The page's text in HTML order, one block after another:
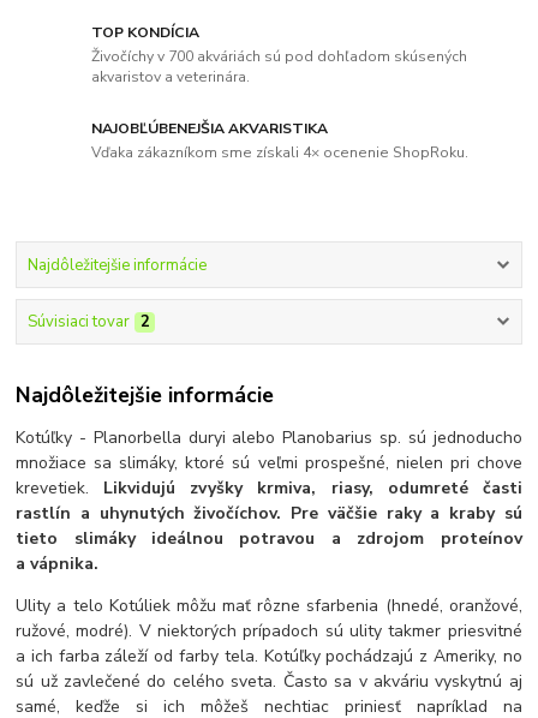
TOP KONDÍCIA
Živočíchy v 700 akváriách sú pod dohľadom skúsených
akvaristov a veterinára.
NAJOBĽÚBENEJŠIA AKVARISTIKA
Vďaka zákazníkom sme získali 4× ocenenie ShopRoku.
Najdôležitejšie informácie
Súvisiaci tovar 2
Najdôležitejšie informácie
Kotúľky - Planorbella duryi alebo Planobarius sp. sú jednoducho
množiace sa slimáky, ktoré sú veľmi prospešné, nielen pri chove
krevetiek. Likvidujú zvyšky krmiva, riasy, odumreté časti
rastlín a uhynutých živočíchov. Pre väčšie raky a kraby sú
tieto slimáky ideálnou potravou a zdrojom proteínov
a vápnika.
Ulity a telo Kotúliek môžu mať rôzne sfarbenia (hnedé, oranžové,
ružové, modré). V niektorých prípadoch sú ulity takmer priesvitné
a ich farba záleží od farby tela. Kotúľky pochádzajú z Ameriky, no
sú už zavlečené do celého sveta. Často sa v akváriu vyskytnú aj
samé, keďže si ich môžeš nechtiac priniesť napríklad na